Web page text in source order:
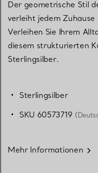
Der geometrische Stil
verleiht jedem
Verleihen Sie Ihrem
diesem strukturierten
Sterlingsilber.
Sterlingsilber
SKU 60573719
Mehr Informationen